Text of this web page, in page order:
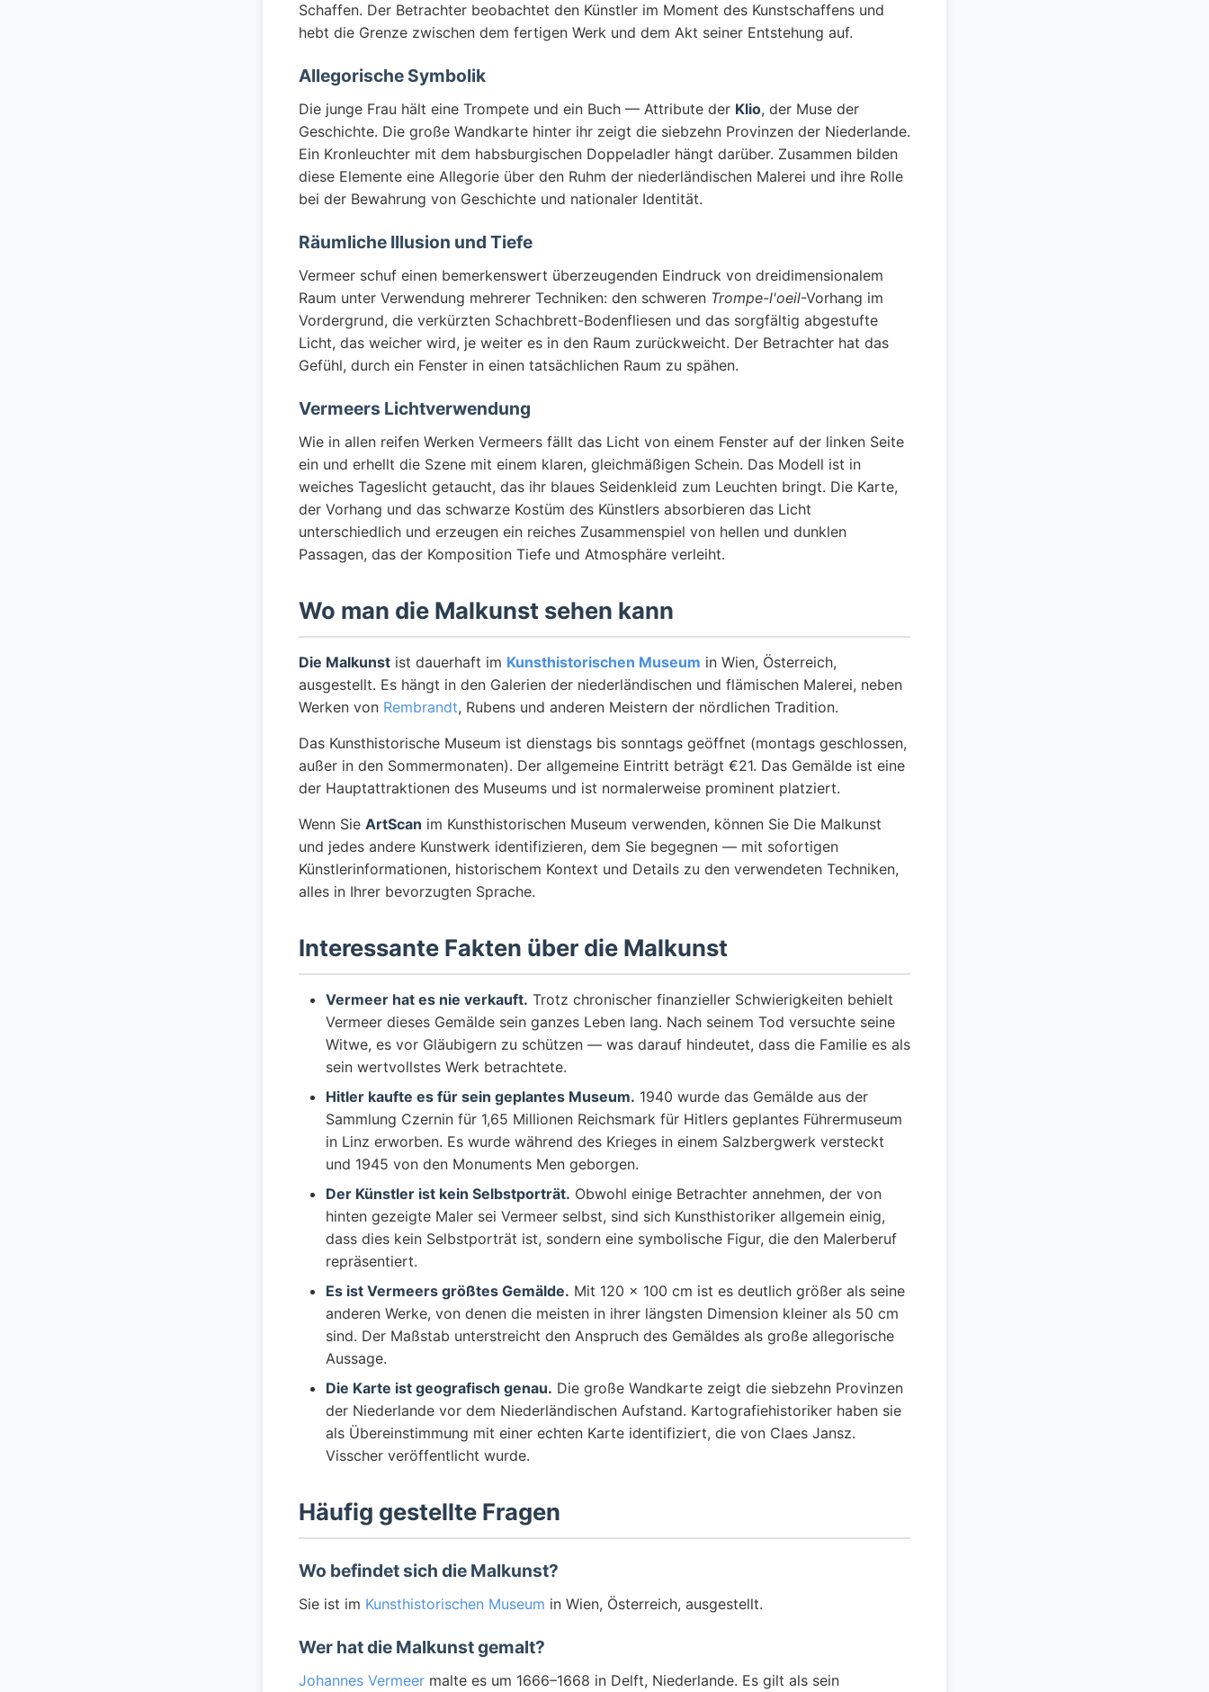
Schaffen. Der Betrachter beobachtet den Künstler im Moment des Kunstschaffens und
hebt die Grenze zwischen dem fertigen Werk und dem Akt seiner Entstehung auf.
Allegorische Symbolik
Die junge Frau hält eine Trompete und ein Buch — Attribute der Klio, der Muse der
Geschichte. Die große Wandkarte hinter ihr zeigt die siebzehn Provinzen der Niederlande.
Ein Kronleuchter mit dem habsburgischen Doppeladler hängt darüber. Zusammen bilden
diese Elemente eine Allegorie über den Ruhm der niederländischen Malerei und ihre Rolle
bei der Bewahrung von Geschichte und nationaler Identität.
Räumliche Illusion und Tiefe
Vermeer schuf einen bemerkenswert überzeugenden Eindruck von dreidimensionalem
Raum unter Verwendung mehrerer Techniken: den schweren Trompe-l'oeil-Vorhang im
Vordergrund, die verkürzten Schachbrett-Bodenfliesen und das sorgfältig abgestufte
Licht, das weicher wird, je weiter es in den Raum zurückweicht. Der Betrachter hat das
Gefühl, durch ein Fenster in einen tatsächlichen Raum zu spähen.
Vermeers Lichtverwendung
Wie in allen reifen Werken Vermeers fällt das Licht von einem Fenster auf der linken Seite
ein und erhellt die Szene mit einem klaren, gleichmäßigen Schein. Das Modell ist in
weiches Tageslicht getaucht, das ihr blaues Seidenkleid zum Leuchten bringt. Die Karte,
der Vorhang und das schwarze Kostüm des Künstlers absorbieren das Licht
unterschiedlich und erzeugen ein reiches Zusammenspiel von hellen und dunklen
Passagen, das der Komposition Tiefe und Atmosphäre verleiht.
Wo man die Malkunst sehen kann
Die Malkunst ist dauerhaft im Kunsthistorischen Museum in Wien, Österreich,
ausgestellt. Es hängt in den Galerien der niederländischen und flämischen Malerei, neben
Werken von Rembrandt, Rubens und anderen Meistern der nördlichen Tradition.
Das Kunsthistorische Museum ist dienstags bis sonntags geöffnet (montags geschlossen,
außer in den Sommermonaten). Der allgemeine Eintritt beträgt €21. Das Gemälde ist eine
der Hauptattraktionen des Museums und ist normalerweise prominent platziert.
Wenn Sie ArtScan im Kunsthistorischen Museum verwenden, können Sie Die Malkunst
und jedes andere Kunstwerk identifizieren, dem Sie begegnen — mit sofortigen
Künstlerinformationen, historischem Kontext und Details zu den verwendeten Techniken,
alles in Ihrer bevorzugten Sprache.
Interessante Fakten über die Malkunst
Vermeer hat es nie verkauft. Trotz chronischer finanzieller Schwierigkeiten behielt
Vermeer dieses Gemälde sein ganzes Leben lang. Nach seinem Tod versuchte seine
Witwe, es vor Gläubigern zu schützen — was darauf hindeutet, dass die Familie es als
sein wertvollstes Werk betrachtete.
Hitler kaufte es für sein geplantes Museum. 1940 wurde das Gemälde aus der
Sammlung Czernin für 1,65 Millionen Reichsmark für Hitlers geplantes Führermuseum
in Linz erworben. Es wurde während des Krieges in einem Salzbergwerk versteckt
und 1945 von den Monuments Men geborgen.
Der Künstler ist kein Selbstporträt. Obwohl einige Betrachter annehmen, der von
hinten gezeigte Maler sei Vermeer selbst, sind sich Kunsthistoriker allgemein einig,
dass dies kein Selbstporträt ist, sondern eine symbolische Figur, die den Malerberuf
repräsentiert.
Es ist Vermeers größtes Gemälde. Mit 120 × 100 cm ist es deutlich größer als seine
anderen Werke, von denen die meisten in ihrer längsten Dimension kleiner als 50 cm
sind. Der Maßstab unterstreicht den Anspruch des Gemäldes als große allegorische
Aussage.
Die Karte ist geografisch genau. Die große Wandkarte zeigt die siebzehn Provinzen
der Niederlande vor dem Niederländischen Aufstand. Kartografiehistoriker haben sie
als Übereinstimmung mit einer echten Karte identifiziert, die von Claes Jansz.
Visscher veröffentlicht wurde.
Häufig gestellte Fragen
Wo befindet sich die Malkunst?
Sie ist im Kunsthistorischen Museum in Wien, Österreich, ausgestellt.
Wer hat die Malkunst gemalt?
Johannes Vermeer malte es um 1666–1668 in Delft, Niederlande. Es gilt als sein